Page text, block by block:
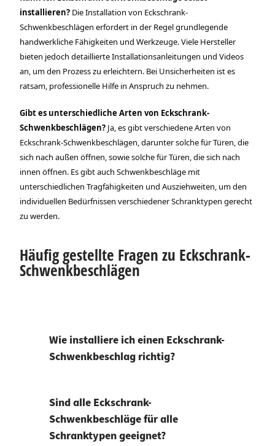
installieren? Die Installation von Eckschrank-
Schwenkbeschlägen erfordert in der Regel grundlegende
handwerkliche Fähigkeiten und Werkzeuge. Viele Hersteller
bieten jedoch detaillierte Installationsanleitungen und Videos
an, um den Prozess zu erleichtern. Bei Unsicherheiten ist es
ratsam, professionelle Hilfe in Anspruch zu nehmen.
Gibt es unterschiedliche Arten von Eckschrank-
Schwenkbeschlägen? Ja, es gibt verschiedene Arten von
Eckschrank-Schwenkbeschlägen, darunter solche für Türen, die
sich nach außen öffnen, sowie solche für Türen, die sich nach
innen öffnen. Es gibt auch Schwenkbeschläge mit
unterschiedlichen Tragfähigkeiten und Ausziehweiten, um den
individuellen Bedürfnissen verschiedener Schranktypen gerecht
zu werden.
Häufig gestellte Fragen zu Eckschrank-
Schwenkbeschlägen
Wie installiere ich einen Eckschrank-
Schwenkbeschlag richtig?
Sind alle Eckschrank-
Schwenkbeschläge für alle
Schranktypen geeignet?